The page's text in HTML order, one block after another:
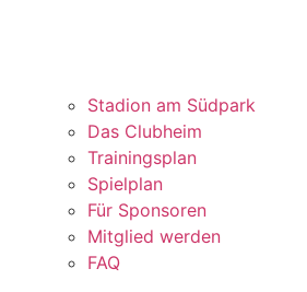
Stadion am Südpark
Das Clubheim
Trainingsplan
Spielplan
Für Sponsoren
Mitglied werden
FAQ